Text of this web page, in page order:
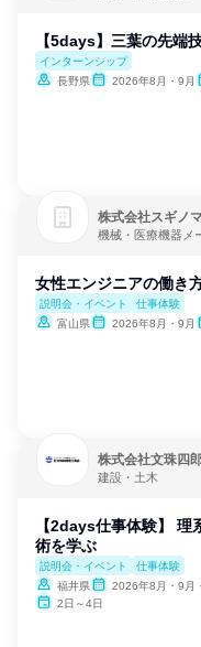
【5days】三葉の先端
インターンシップ
長野県
2026年8月・9月
株式会社スギノ
機械・医療機器メ
女性エンジニアの働き
説明会・イベント
仕事体験
富山県
2026年8月・9月
株式会社文珠四
建設・土木
【2days仕事体験】
術を学ぶ
説明会・イベント
仕事体験
福井県
2026年8月・9月
2日～4日